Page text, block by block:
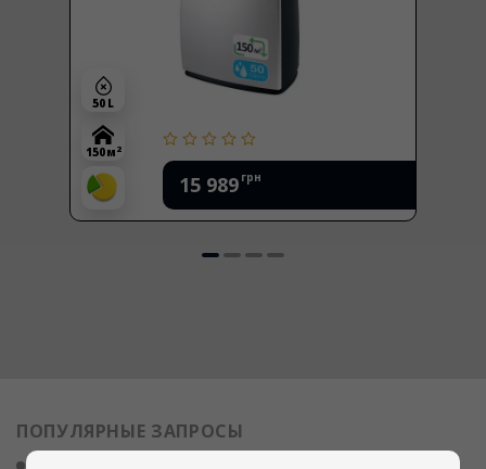
15 989 грн
50 L
150 м 2
ПОПУЛЯРНЫЕ ЗАПРОСЫ